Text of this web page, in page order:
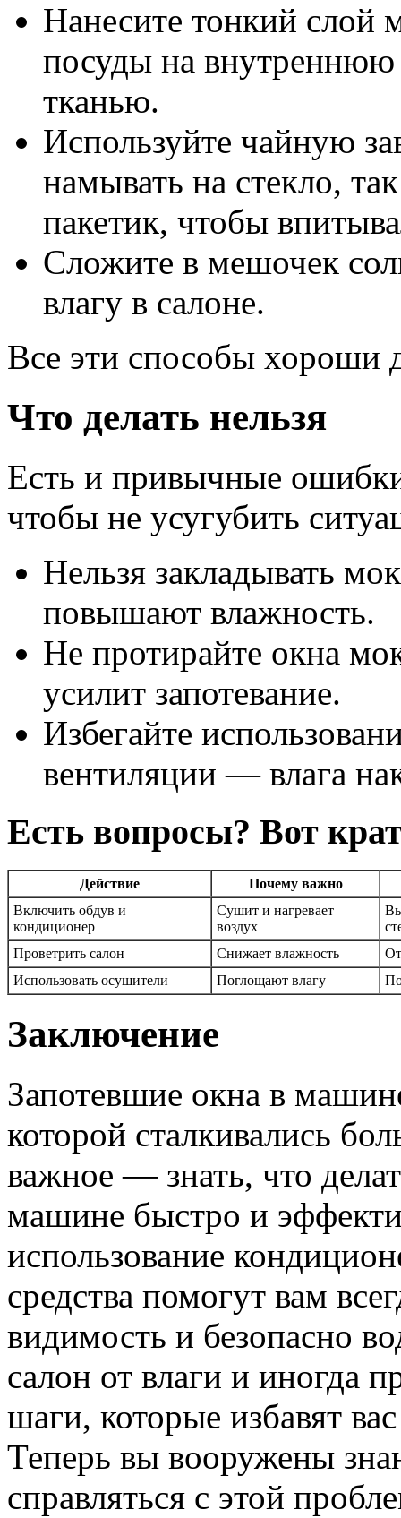
Нанесите тонкий слой
посуды на внутреннюю
тканью.
Используйте чайную
намывать на стекло,
пакетик, чтобы
Сложите в мешочек
влагу в салоне.
Все эти способы хороши
Что делать нельзя
Есть и привычные
чтобы не усугубить
Нельзя закладывать
повышают влажность.
Не протирайте окна
усилит запотевание.
Избегайте
вентиляции — влага
Есть вопросы? Вот
Действие
Почему важно
Включить обдув и
кондиционер
Сушит и нагревает
воздух
Проветрить салон
Снижает влажность
Использовать осушители
Поглощают влагу
Заключение
Запотевшие окна в
которой сталкивались
важное — знать, что
машине быстро и
использование
средства помогут вам
видимость и безопасно
салон от влаги и иногда
шаги, которые избавят
Теперь вы вооружены
справляться с этой